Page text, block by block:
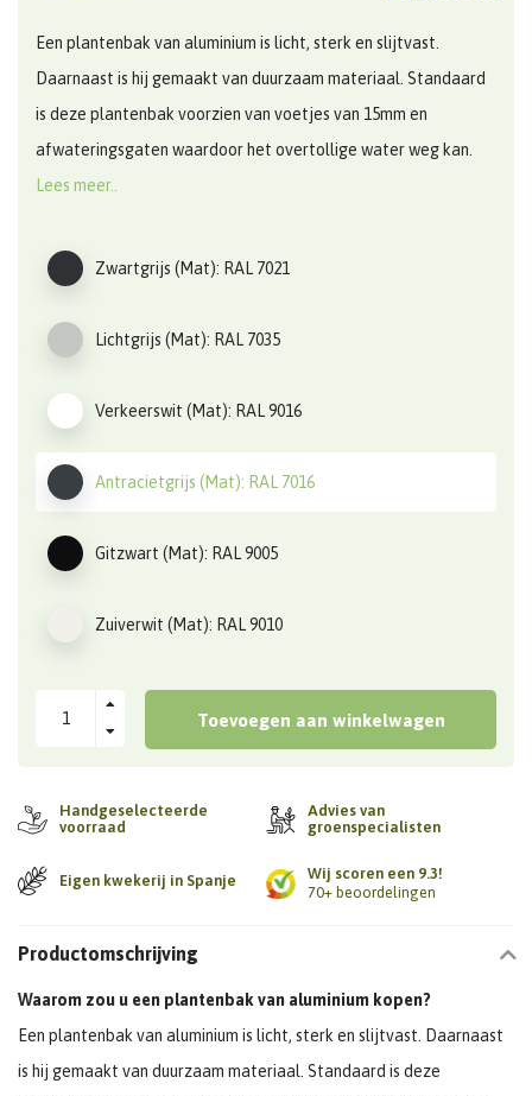
Een plantenbak van aluminium is licht, sterk en slijtvast.
Daarnaast is hij gemaakt van duurzaam materiaal. Standaard
is deze plantenbak voorzien van voetjes van 15mm en
afwateringsgaten waardoor het overtollige water weg kan.
Lees meer..
Zwartgrijs (Mat): RAL 7021
Lichtgrijs (Mat): RAL 7035
Verkeerswit (Mat): RAL 9016
Antracietgrijs (Mat): RAL 7016
Gitzwart (Mat): RAL 9005
Zuiverwit (Mat): RAL 9010
Toevoegen aan winkelwagen
Handgeselecteerde
voorraad
Advies van
groenspecialisten
Eigen kwekerij in Spanje
Wij scoren een 9.3!
70+ beoordelingen
Productomschrijving
Waarom zou u een plantenbak van aluminium kopen?
Een plantenbak van aluminium is licht, sterk en slijtvast. Daarnaast
is hij gemaakt van duurzaam materiaal. Standaard is deze